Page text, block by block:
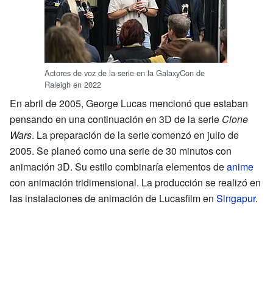
Actores de voz de la serie en la GalaxyCon de
Raleigh en 2022
En abril de 2005, George Lucas mencionó que estaban
pensando en una continuación en 3D de la serie Clone
Wars. La preparación de la serie comenzó en julio de
2005. Se planeó como una serie de 30 minutos con
animación 3D. Su estilo combinaría elementos deanime
con animación tridimensional. La producción se realizó en
las instalaciones de animación de Lucasfilm en Singapur.